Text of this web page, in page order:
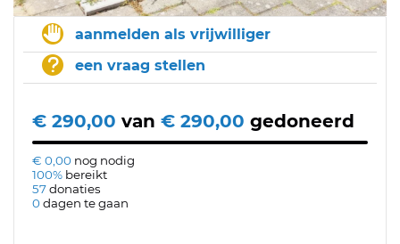
aanmelden als vrijwilliger
een vraag stellen
€ 290,00 van € 290,00 gedoneerd
€ 0,00 nog nodig
100% bereikt
57donaties
0dagen te gaan